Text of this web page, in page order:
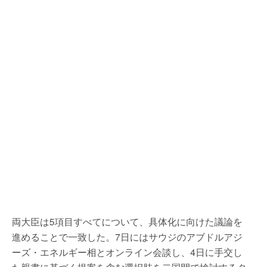
両大臣は5項目すべてについて、具体化に向けた議論を
進めることで一致した。7日にはサウジのアブドルアジ
ーズ・エネルギー相とオンライン会談し、4日に手交し